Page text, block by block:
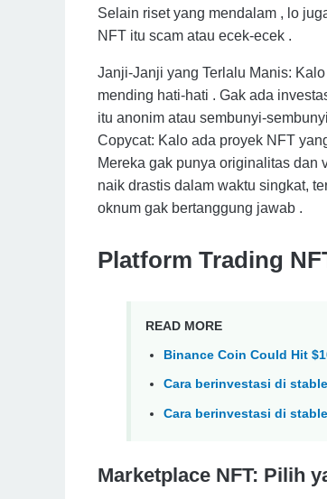
Selain riset yang mendalam , lo
NFT itu scam atau ecek-ecek .
Janji-Janji yang Terlalu Manis:
mending hati-hati . Gak ada
itu anonim atau sembunyi-
Copycat: Kalo ada proyek NFT
Mereka gak punya originalitas dan
naik drastis dalam waktu singkat,
oknum gak bertanggung jawab .
Platform Trading
READ MORE
Binance Coin Could Hit
Cara berinvestasi di
Cara berinvestasi di
Marketplace NFT: Pilih